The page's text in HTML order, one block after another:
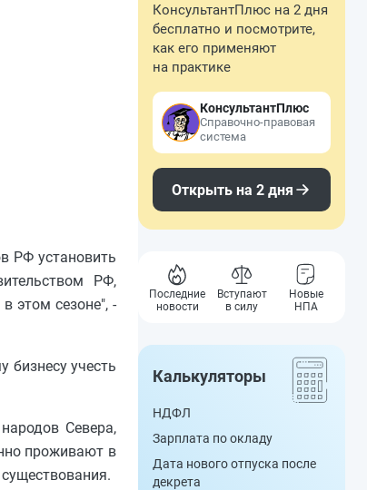
РФ установить
РФ,
этом сезоне", -
учесть
Севера,
проживают в
КонсультантПлюс на 2 дня
бесплатно и посмотрите,
как его применяют
на практике
КонсультантПлюс
Справочно-правовая
система
Открыть на 2 дня
Последние
новости
Вступают
в силу
Новые
НПА
Калькуляторы
НДФЛ
Зарплата по окладу
Дата нового отпуска после
декрета